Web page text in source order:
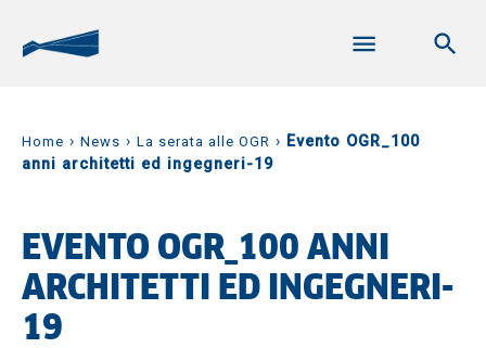
Home › News › La serata alle OGR › Evento OGR_100
anni architetti ed ingegneri-19
EVENTO OGR_100 ANNI
ARCHITETTI ED INGEGNERI-
19